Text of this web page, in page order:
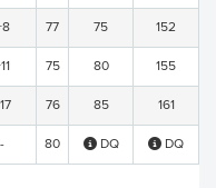
77 75 152
75 80 155
76 85 161
- 80 DQ DQ